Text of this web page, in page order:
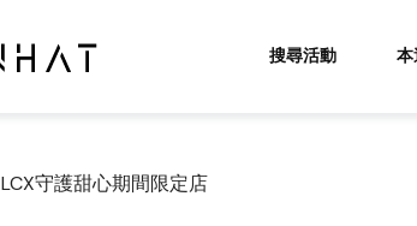
搜尋活動 本
LCX守護甜心期間限定店